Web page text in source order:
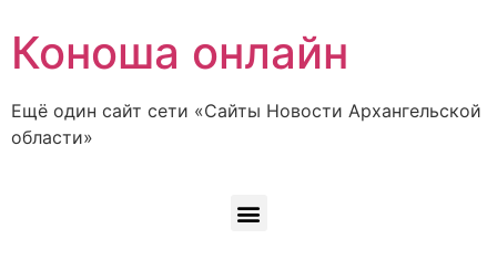
Коноша онлайн
Ещё один сайт сети «Сайты Новости Архангельской
области»